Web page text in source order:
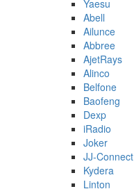
Yaesu
Abell
Ailunce
Abbree
AjetRays
Alinco
Belfone
Baofeng
Dexp
iRadio
Joker
JJ-Connect
Kydera
Linton